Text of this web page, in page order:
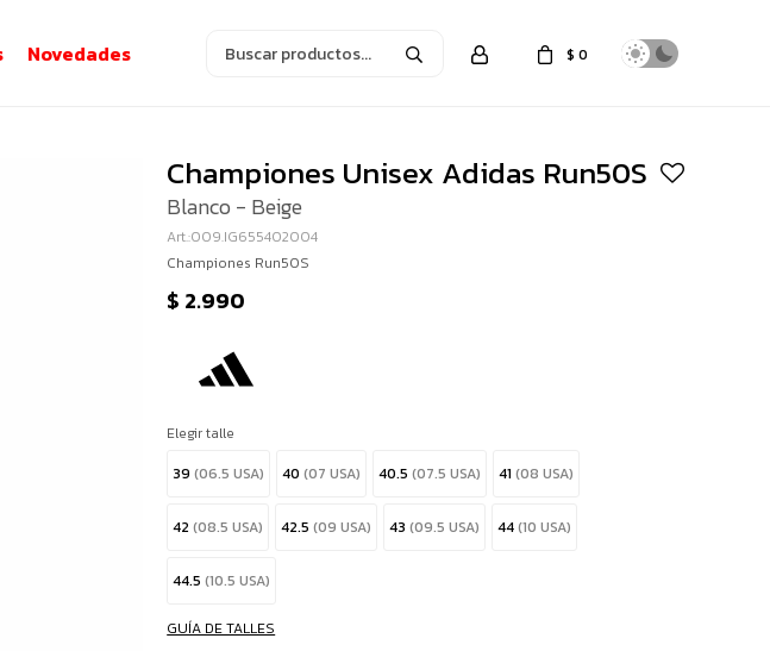
Novedades $ 0
Championes Unisex Adidas Run50S
Blanco - Beige
009.IG655402004
Championes Run50S
$ 2.990
Elegir talle
39(06.5 USA) 40(07 USA) 40.5(07.5 USA) 41(08 USA)
42(08.5 USA) 42.5(09 USA) 43(09.5 USA) 44(10 USA)
44.5(10.5 USA)
GUÍA DE TALLES